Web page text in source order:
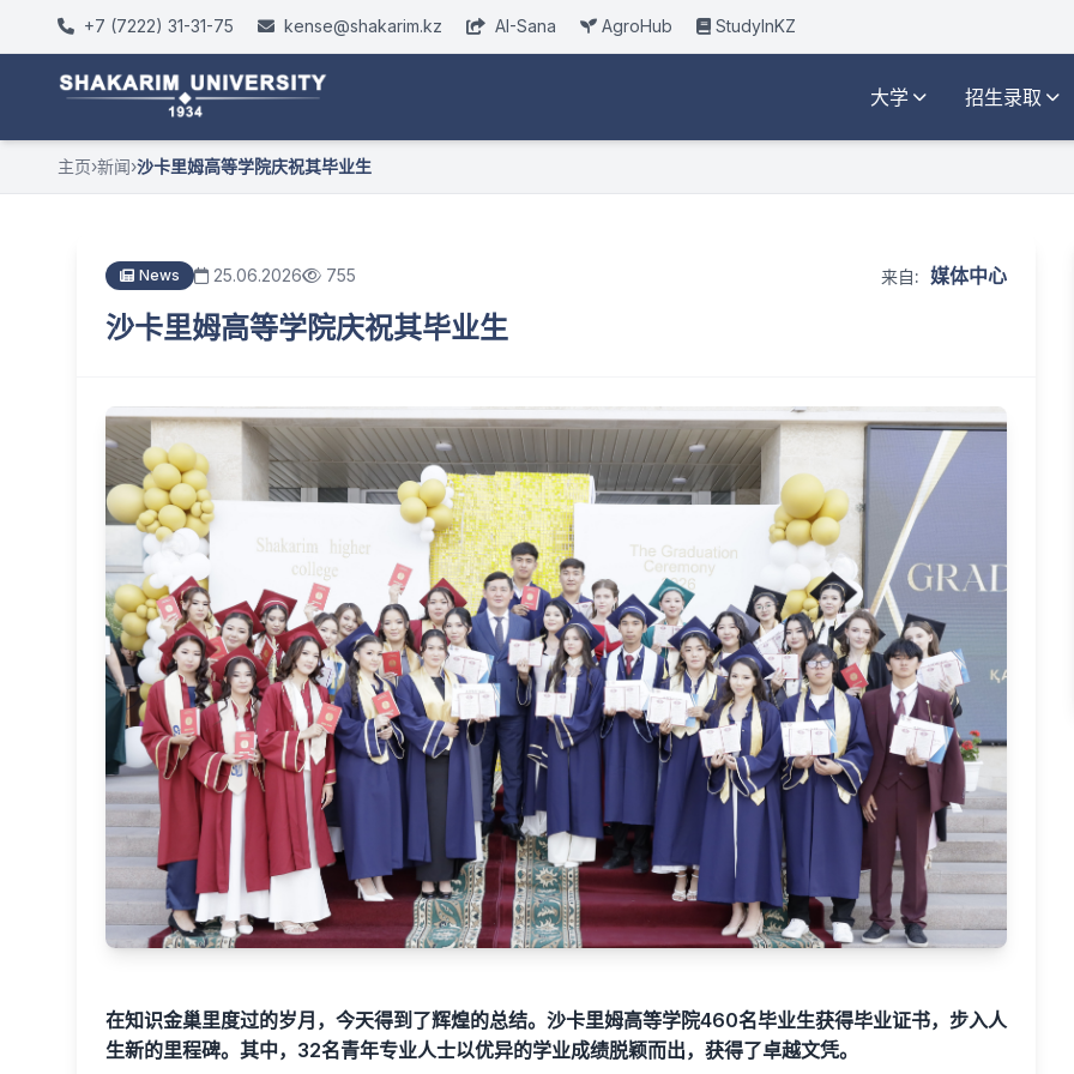
+7 (7222) 31-31-75 kense@shakarim.kz AI-Sana AgroHub StudyInKZ
大学 招生录取
主页›新闻›沙卡里姆高等学院庆祝其毕业生
News 25.06.2026 755 来自: 媒体中心
沙卡里姆高等学院庆祝其毕业生
在知识金巢里度过的岁月，今天得到了辉煌的总结。沙卡里姆高等学院460名毕业生获得毕业证书，步入人
生新的里程碑。其中，32名青年专业人士以优异的学业成绩脱颖而出，获得了卓越文凭。